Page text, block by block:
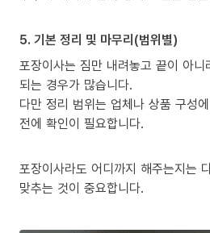
5. 기본 정리 및 마무리(범위별)
포장이사는 짐만 내려놓고 끝이 아
되는 경우가 많습니다.
다만 정리 범위는 업체나 상품 구성
전에 확인이 필요합니다.
포장이사라도 어디까지 해주는지는
맞추는 것이 중요합니다.